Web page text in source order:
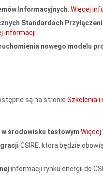
Informacyjnych Więcej
Standardach
informacji
nowego modelu
są na stronie Szkolenia
w środowisku testowym
CSIRE, która będzie
informacji rynku energii do